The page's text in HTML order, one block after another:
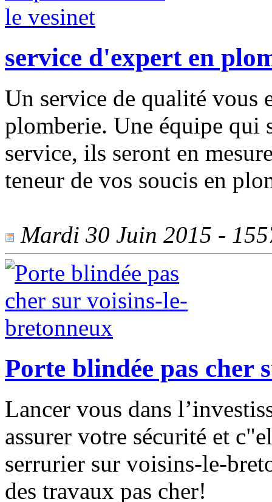
service d'expert en
Un service de qualité vous
plomberie. Une équipe qui
service, ils seront en
teneur de vos soucis en
Mardi 30 Juin 2015 -
Porte blindée pas cher
Lancer vous dans
assurer votre sécurité et
serrurier sur voisins-le-
des travaux pas cher!